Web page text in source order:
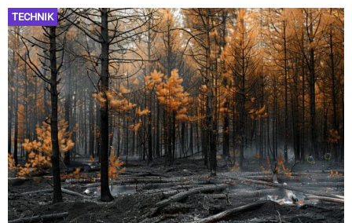
TECHNIK